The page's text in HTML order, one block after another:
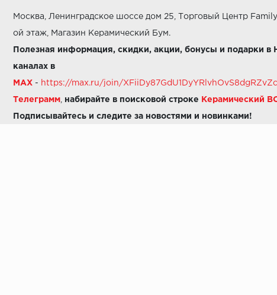
Москва, Ленинградское шоссе дом 25, Торговый Центр
ой этаж, Магазин Керамический Бум.
Полезная информация, скидки, акции, бонусы и подарки в
каналах в
MAX - https://max.ru/join/
Телеграмм набирайте в поисковой строке Керамический
Подписывайтесь и следите за новостями и новинками!